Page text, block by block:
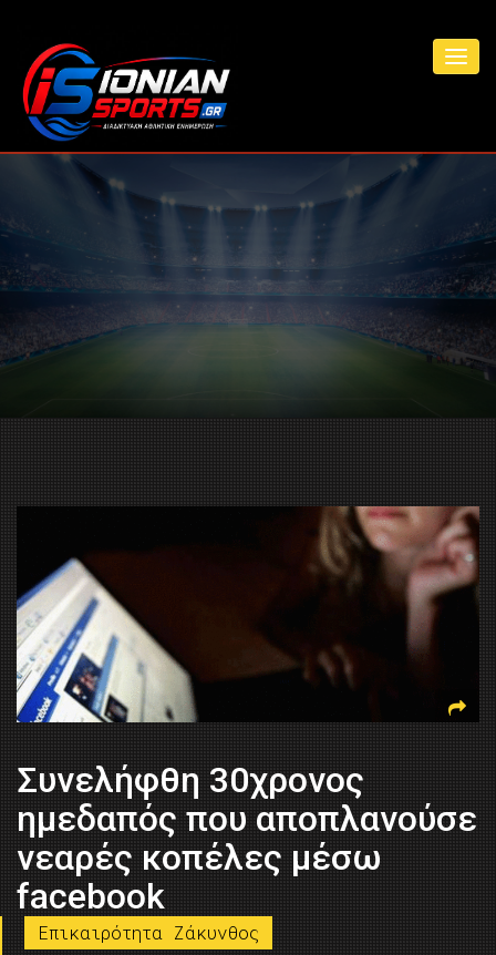
Συνελήφθη 30χρονος
ημεδαπός που αποπλανούσε
νεαρές κοπέλες μέσω
facebook
Επικαιρότητα Ζάκυνθος